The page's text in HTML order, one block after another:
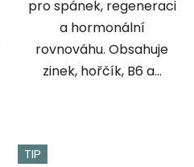
pro spánek, regeneraci
a hormonální
rovnováhu. Obsahuje
zinek, hořčík, B6 a...
TIP